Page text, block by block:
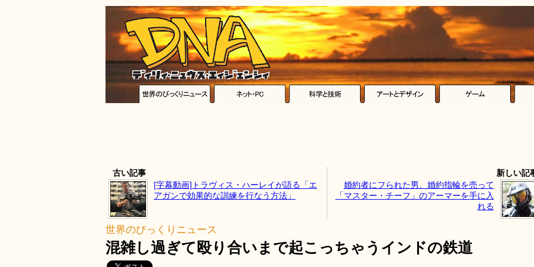
古い記事
[字幕動画]トラヴィス・ハーレイが語る「エ
アガンで効果的な訓練を行なう方法」
新しい記
婚約者にフられた男、婚約指輪を売って
「マスター・チーフ」のアーマーを手に入
れる
世界のびっくりニュース
混雑し過ぎて殴り合いまで起こっちゃうインドの鉄道